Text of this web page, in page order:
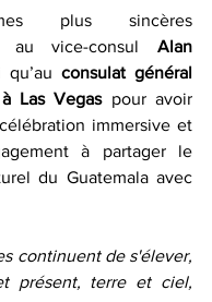
plus sincères
au vice-consul Alan
qu’au consulat général
Las Vegas pour avoir
immersive et
à partager le
du Guatemala avec
continuent de s'élever,
présent, terre et ciel,